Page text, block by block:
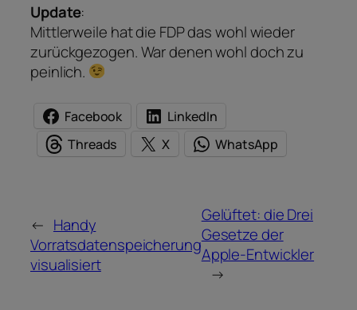
Update:
Mittlerweile hat die FDP das wohl wieder
zurückgezogen. War denen wohl doch zu
peinlich.
Facebook
LinkedIn
Threads
X WhatsApp
← Handy
Vorratsdatenspeicherung
visualisiert
Gelüftet: die Drei
Gesetze der
Apple-Entwickler
→